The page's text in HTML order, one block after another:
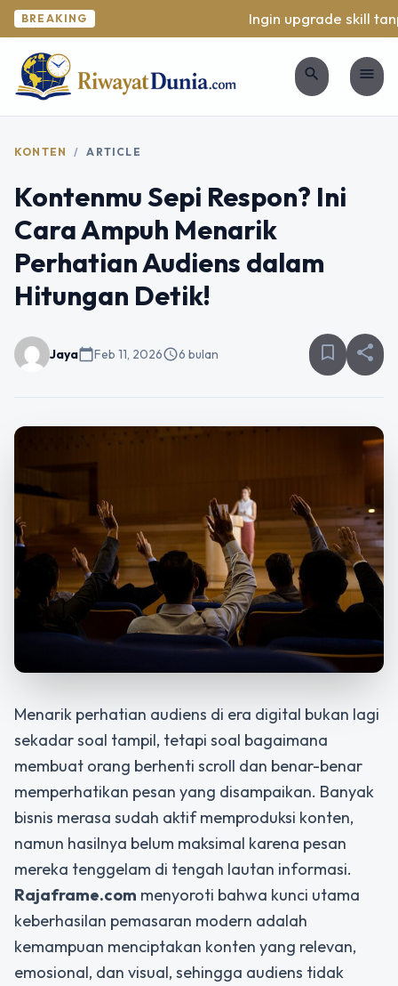
BREAKING Ingin upgrade skill
search menu
KONTEN / ARTICLE
Kontenmu Sepi Respon? Ini
Cara Ampuh Menarik
Perhatian Audiens dalam
Hitungan Detik!
Jayacalendar_todayFeb 11, 2026schedule6 bulan bookmark_border share
Menarik perhatian audiens di era digital bukan lagi
sekadar soal tampil, tetapi soal bagaimana
membuat orang berhenti scroll dan benar-benar
memperhatikan pesan yang disampaikan. Banyak
bisnis merasa sudah aktif memproduksi konten,
namun hasilnya belum maksimal karena pesan
mereka tenggelam di tengah lautan informasi.
Rajaframe.com menyoroti bahwa kunci utama
keberhasilan pemasaran modern adalah
kemampuan menciptakan konten yang relevan,
emosional, dan visual, sehingga audiens tidak